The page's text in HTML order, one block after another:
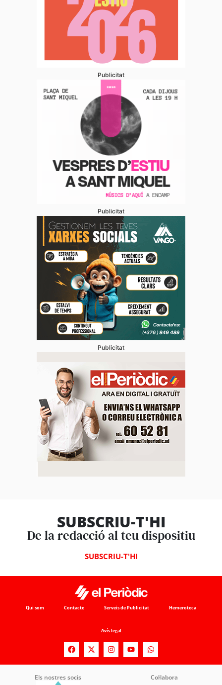
Publicitat
Publicitat
Publicitat
SUBSCRIU-T'HI
De la redacció al teu dispositiu
SUBSCRIU-T'HI
Qui som Contacte Serveis de Publicitat Hemeroteca
Avís legal
Els nostres socis Col·labora